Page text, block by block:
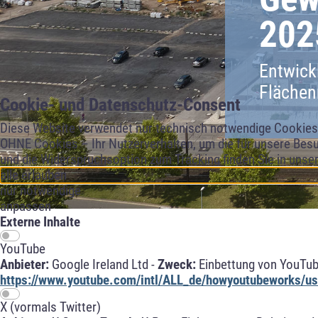
Cookie- und Datenschutz-Consent
Diese Website verwendet nur technisch notwendige
OHNE Cookies – Ihr Nutzerverhalten, um die für unsere
und die Widerspruchsoption zum Tracking finden Sie in
alle erlauben
nur notwendige
anpassen
Externe Inhalte
YouTube
Anbieter: Google Ireland Ltd -Zweck: Einbettung von
https://www.youtube.com/intl/ALL_de/howyoutubeworks/
X (vormals Twitter)